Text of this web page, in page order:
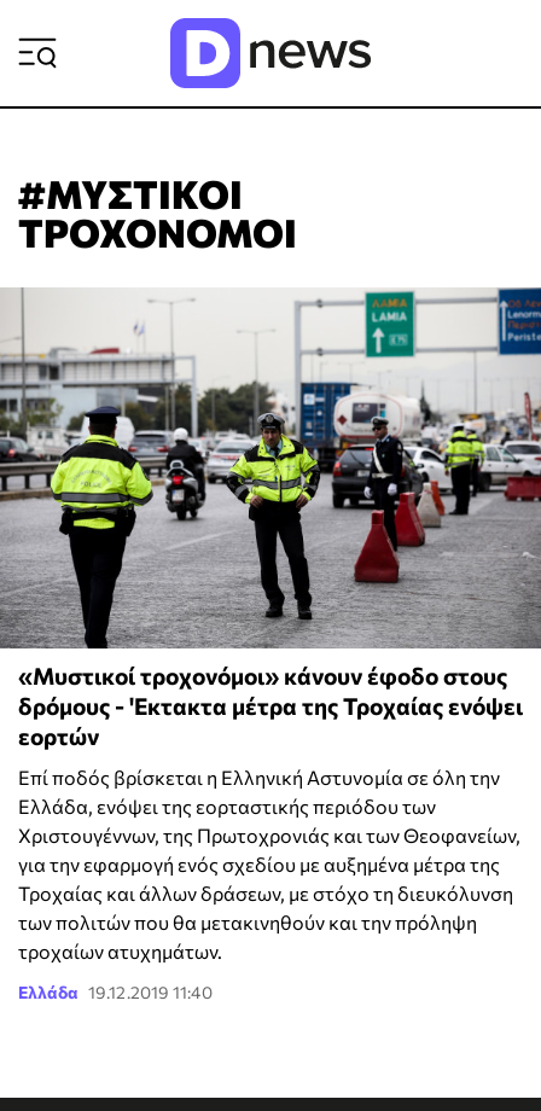
#ΜΥΣΤΙΚΟΙ
ΤΡΟΧΟΝΟΜΟΙ
«Μυστικοί τροχονόμοι» κάνουν έφοδο στους
δρόμους - 'Εκτακτα μέτρα της Τροχαίας ενόψει
εορτών
Επί ποδός βρίσκεται η Ελληνική Αστυνομία σε όλη την
Ελλάδα, ενόψει της εορταστικής περιόδου των
Χριστουγέννων, της Πρωτοχρονιάς και των Θεοφανείων,
για την εφαρμογή ενός σχεδίου με αυξημένα μέτρα της
Τροχαίας και άλλων δράσεων, με στόχο τη διευκόλυνση
των πολιτών που θα μετακινηθούν και την πρόληψη
τροχαίων ατυχημάτων.
Ελλάδα 19.12.2019 11:40